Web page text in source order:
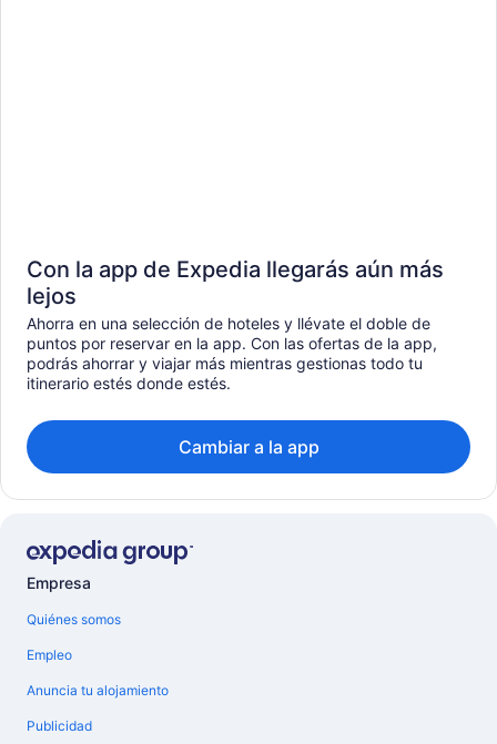
Con la app de Expedia llegarás aún más
lejos
Ahorra en una selección de hoteles y llévate el doble de
puntos por reservar en la app. Con las ofertas de la app,
podrás ahorrar y viajar más mientras gestionas todo tu
itinerario estés donde estés.
Cambiar a la app
Empresa
Quiénes somos
Empleo
Anuncia tu alojamiento
Publicidad